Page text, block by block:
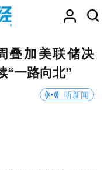
叠加美联储决
“一路向北”
听新闻